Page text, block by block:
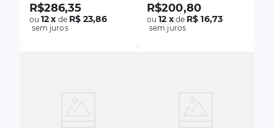
R$286,35
ou12x de R$ 23,86
sem juros
R$200,80
ou12 xde R$ 16,73
sem juros